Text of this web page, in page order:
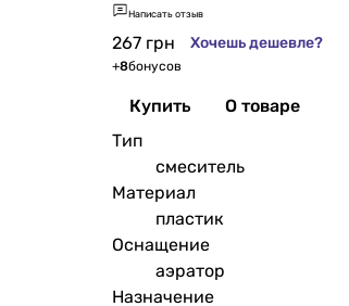
Написать отзыв
267 грн Хочешь дешевле?
+8бонусов
Купить
О товаре
Тип
смеситель
Материал
пластик
Оснащение
аэратор
Назначение